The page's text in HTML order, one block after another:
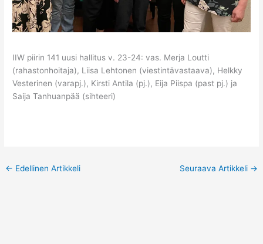
IIW piirin 141 uusi hallitus v. 23-24: vas. Merja Loutti
(rahastonhoitaja), Liisa Lehtonen (viestintävastaava), Helkky
Vesterinen (varapj.), Kirsti Antila (pj.), Eija Piispa (past pj.) ja
Saija Tanhuanpää (sihteeri)
← Edellinen Artikkeli Seuraava Artikkeli →